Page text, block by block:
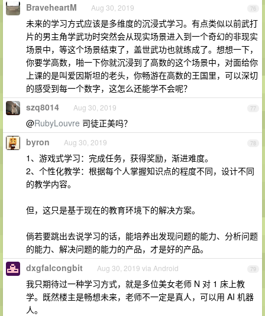
76
BraveheartM Aug 30, 2019
未来的学习方式应该是多维度的沉浸式学习。有点类似以前武打
片的男主角学武功时突然会从现实场景进入到一个奇幻的非现实
场景中，等这个场景结束了，盖世武功也就练成了。想想一下，
你要学高数，啪一下你就沉浸到了高数的这个场景中，对面给你
上课的是叫爱因斯坦的老头，你畅游在高数的王国里，可以深切
的感受到每一个数字，这怎么还能学不会呢？
77
szq8014 Aug 30, 2019
@RubyLouvre 司徒正美吗？
78
byron Aug 30, 2019
1、游戏式学习：完成任务，获得奖励，渐进难度。
2、个性化教学：根据每个人掌握知识点的程度不同，设计不同
的教学内容。
但，这只是基于现在的教育环境下的解决方案。
倘若要跳出去说学习的话，能培养出发现问题的能力、分析问题
的能力、解决问题的能力的产品，才是好的产品。
79
dxgfalcongbit Aug 30, 2019 via Android
我只期待过一种学习方式，就是多位美女老师 N 对 1 床上教
学。既然楼主是畅想未来，老师不一定是真人，可以用 AI 机器
人。